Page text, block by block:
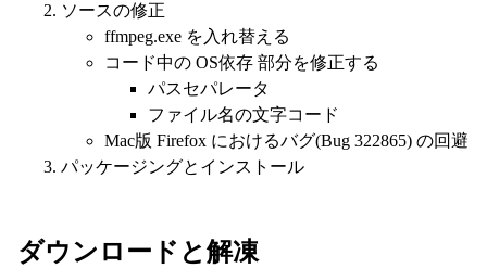
ソースの修正
ffmpeg.exe を入れ替える
コード中の OS依存 部分を修正する
パスセパレータ
ファイル名の文字コード
Mac版 Firefox におけるバグ(Bug 322865) の回避
パッケージングとインストール
ダウンロードと解凍